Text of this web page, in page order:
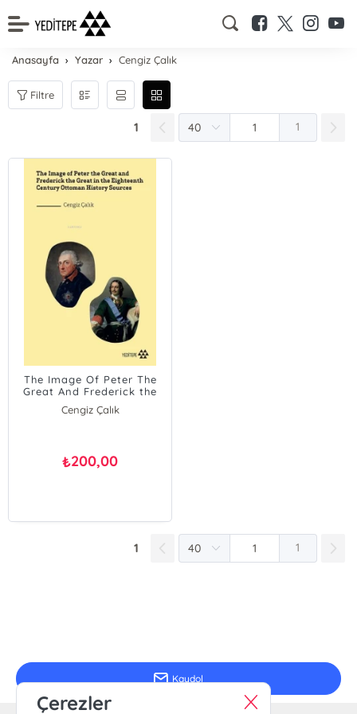
Anasayfa Yazar Cengiz Çalık
Filtre
1 1
The Image Of Peter The
Great And Frederick the
Great In The Eighteenth
Century Ottoman; History
Cengiz Çalık
₺200,00
1 1
Kaydol
Çerezler